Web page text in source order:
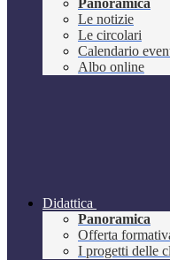
Panoramica
Le notizie
Le circolari
Calendario
Albo online
Didattica
Panoramica
Offerta
I progetti delle